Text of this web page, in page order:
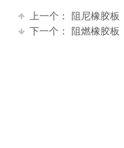
上一个：
阻尼橡胶板
下一个：
阻燃橡胶板